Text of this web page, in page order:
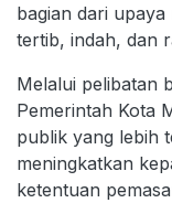
bagian dari
tertib, indah, dan
Melalui pelibatan
Pemerintah Kota
publik yang lebih
meningkatkan
ketentuan